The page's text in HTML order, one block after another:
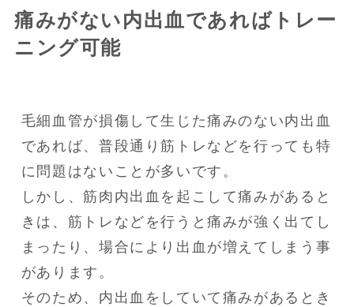
痛みがない内出血であればトレー
ニング可能
毛細血管が損傷して生じた痛みのない内出血
であれば、普段通り筋トレなどを行っても特
に問題はないことが多いです。
しかし、筋肉内出血を起こして痛みがあると
きは、筋トレなどを行うと痛みが強く出てし
まったり、場合により出血が増えてしまう事
があります。
そのため、内出血をしていて痛みがあるとき